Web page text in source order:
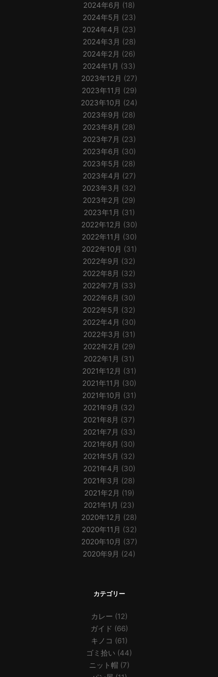
2024年6月 (18)
2024年5月 (23)
2024年4月 (23)
2024年3月 (28)
2024年2月 (26)
2024年1月 (33)
2023年12月 (27)
2023年11月 (29)
2023年10月 (24)
2023年9月 (28)
2023年8月 (28)
2023年7月 (23)
2023年6月 (30)
2023年5月 (28)
2023年4月 (27)
2023年3月 (32)
2023年2月 (29)
2023年1月 (31)
2022年12月 (30)
2022年11月 (30)
2022年10月 (31)
2022年9月 (32)
2022年8月 (32)
2022年7月 (33)
2022年6月 (30)
2022年5月 (32)
2022年4月 (30)
2022年3月 (31)
2022年2月 (29)
2022年1月 (31)
2021年12月 (31)
2021年11月 (30)
2021年10月 (31)
2021年9月 (32)
2021年8月 (37)
2021年7月 (33)
2021年6月 (30)
2021年5月 (32)
2021年4月 (30)
2021年3月 (28)
2021年2月 (19)
2021年1月 (23)
2020年12月 (28)
2020年11月 (32)
2020年10月 (37)
2020年9月 (24)
カテゴリー
カレー (12)
ガイド (66)
キノコ (61)
ゴミ拾い (44)
ニット帽 (7)